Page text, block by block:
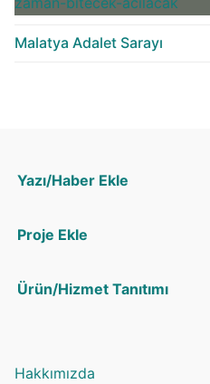
Malatya Adalet Sarayı
Yazı/Haber Ekle
Proje Ekle
Ürün/Hizmet Tanıtımı
Hakkımızda